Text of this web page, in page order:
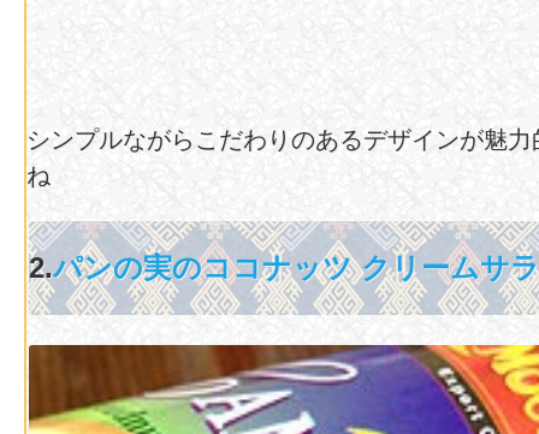
シンプルながらこだわりのあるデザインが魅
ね
2.パンの実のココナッツ クリームサ